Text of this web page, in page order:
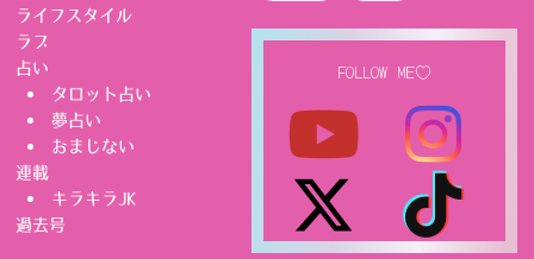
ライフスタイル
ラブ
占い
タロット占い
夢占い
おまじない
連載
キラキラJK
過去号
FOLLOW ME♡